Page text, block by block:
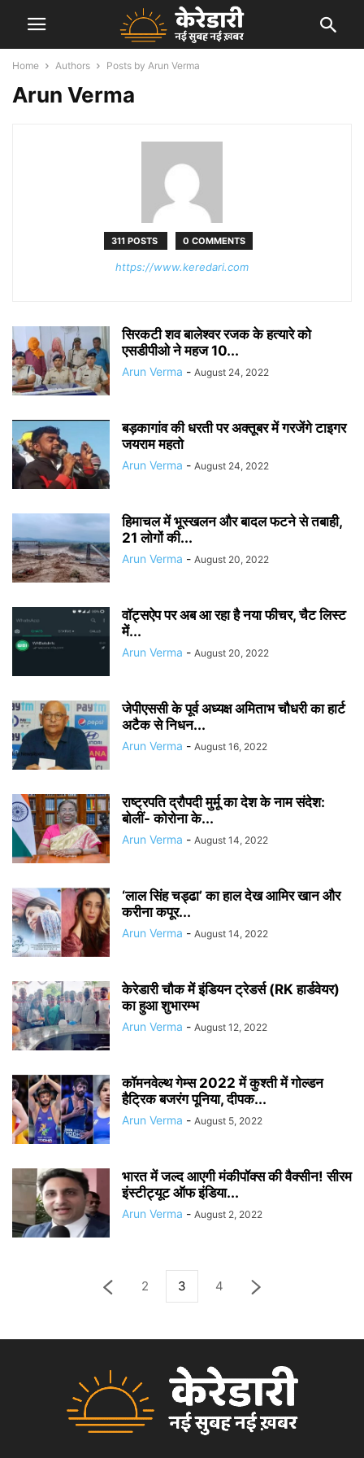
Home Authors Posts by Arun Verma
Arun Verma
311 POSTS 0 COMMENTS
https://www.keredari.com
सिरकटी शव बालेश्वर रजक के हत्यारे को
एसडीपीओ ने महज 10...
Arun Verma - August 24, 2022
बड़कागांव की धरती पर अक्तूबर में गरजेंगे टाइगर
जयराम महतो
Arun Verma - August 24, 2022
हिमाचल में भूस्खलन और बादल फटने से तबाही,
21 लोगों की...
Arun Verma - August 20, 2022
वॉट्सऐप पर अब आ रहा है नया फीचर, चैट लिस्ट
में...
Arun Verma - August 20, 2022
जेपीएससी के पूर्व अध्यक्ष अमिताभ चौधरी का हार्ट
अटैक से निधन...
Arun Verma - August 16, 2022
राष्ट्रपति द्रौपदी मुर्मू का देश के नाम संदेश:
बोलीं- कोरोना के...
Arun Verma - August 14, 2022
‘लाल सिंह चड्ढा’ का हाल देख आमिर खान और
करीना कपूर...
Arun Verma - August 14, 2022
केरेडारी चौक में इंडियन ट्रेडर्स (RK हार्डवेयर)
का हुआ शुभारम्भ
Arun Verma - August 12, 2022
कॉमनवेल्थ गेम्स 2022 में कुश्ती में गोल्डन
हैट्रिक बजरंग पूनिया, दीपक...
Arun Verma - August 5, 2022
भारत में जल्द आएगी मंकीपॉक्स की वैक्सीन! सीरम
इंस्टीट्यूट ऑफ इंडिया...
Arun Verma - August 2, 2022
2 3 4